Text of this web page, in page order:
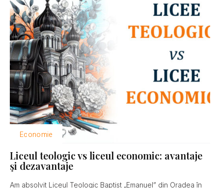
Economie
Liceul teologic vs liceul economic: avantaje
şi dezavantaje
Am absolvit Liceul Teologic Baptist „Emanuel” din Oradea în